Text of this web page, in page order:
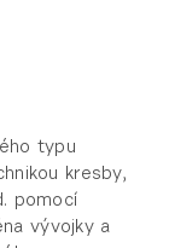
typu
kresby,
pomocí
vývojky a